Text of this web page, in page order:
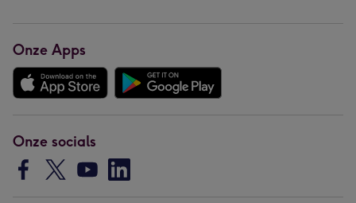
Onze Apps
Onze socials